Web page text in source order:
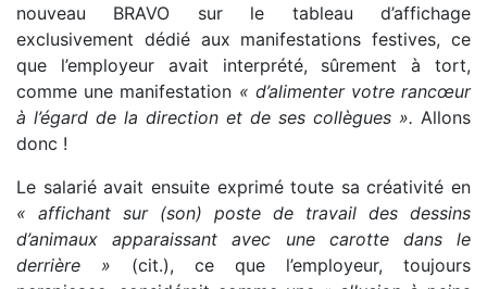
nouveau BRAVO sur le tableau d’affichage
exclusivement dédié aux manifestations festives, ce
que l’employeur avait interprété, sûrement à tort,
comme une manifestation « d’alimenter votre rancœur
à l’égard de la direction et de ses collègues ». Allons
donc !
Le salarié avait ensuite exprimé toute sa créativité en
« affichant sur (son) poste de travail des dessins
d’animaux apparaissant avec une carotte dans le
derrière » (cit.), ce que l’employeur, toujours